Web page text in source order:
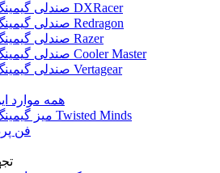
صندلی گیمینگ DXRacer
صندلی گیمینگ Redragon
صندلی گیمینگ Razer
صندلی گیمینگ Cooler Master
صندلی گیمینگ Vertagear
همه موارد
میز گیمینگ Twisted Minds
فن